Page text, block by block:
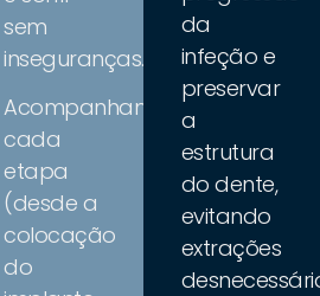
sem
inseguranças.
Acompanhamos
cada
etapa
(desde a
colocação
do
da
infeção e
preservar
a
estrutura
do dente,
evitando
extrações